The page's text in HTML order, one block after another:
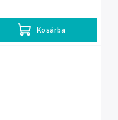
Kosárba